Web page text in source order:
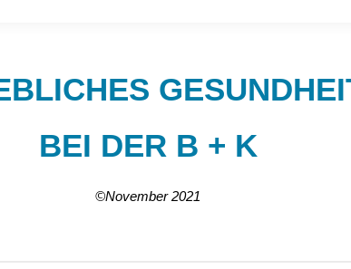
BEI DER B + K
©November 2021